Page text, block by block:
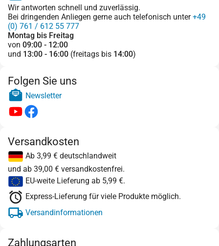
Wir antworten schnell und zuverlässig.
Bei dringenden Anliegen gerne auch telefonisch unter+49
(0) 761 / 612 55 777
Montag bis Freitag
von 09:00 - 12:00
und 13:00 - 16:00 (freitags bis 14:00)
Folgen Sie uns
Newsletter
Versandkosten
Ab 3,99 € deutschlandweit
und ab 39,00 € versandkostenfrei.
EU-weite Lieferung ab 5,99 €.
Express-Lieferung für viele Produkte möglich.
Versandinformationen
Zahlungsarten